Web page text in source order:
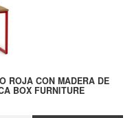
ROJA CON MADERA DE
BOX FURNITURE